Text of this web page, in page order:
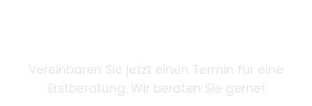
Vereinbaren Sie jetzt einen Termin für eine
Erstberatung. Wir beraten Sie gerne!